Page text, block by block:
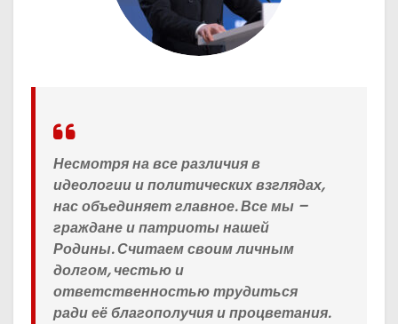
Несмотря на все различия в
идеологии и политических взглядах,
нас объединяет главное. Все мы –
граждане и патриоты нашей
Родины. Считаем своим личным
долгом, честью и
ответственностью трудиться
ради её благополучия и процветания.